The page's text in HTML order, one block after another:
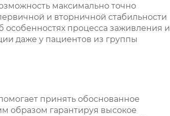
максимально точно
и вторничной стабильности
процесса заживления и
даже у пациентов из группы
принять обоснованное
образом гарантируя высокое